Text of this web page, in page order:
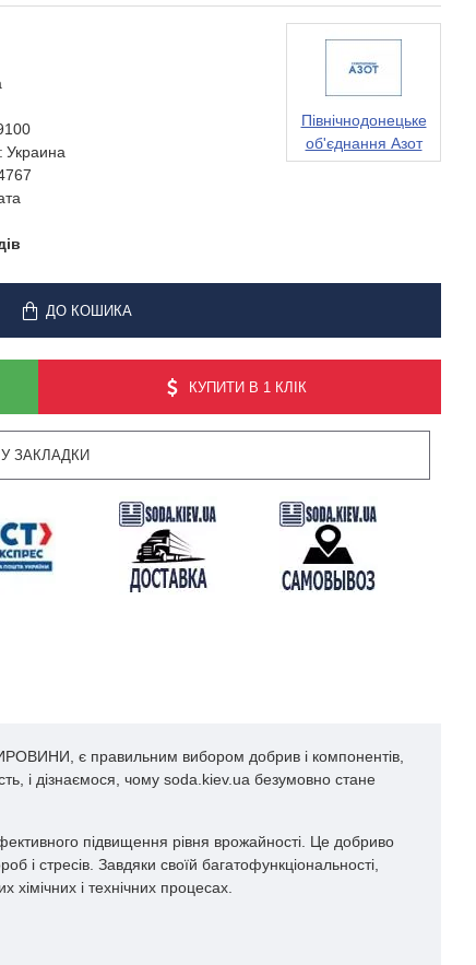
Украина
Північнодонецьке
об'єднання Азот
ДО КОШИКА
КУПИТИ В 1 КЛІК
У ЗАКЛАДКИ
є правильним вибором добрив і компонентів,
і дізнаємося, чому soda.kiev.ua безумовно стане
підвищення рівня врожайності. Це добриво
і стресів. Завдяки своїй багатофункціональності,
і технічних процесах.